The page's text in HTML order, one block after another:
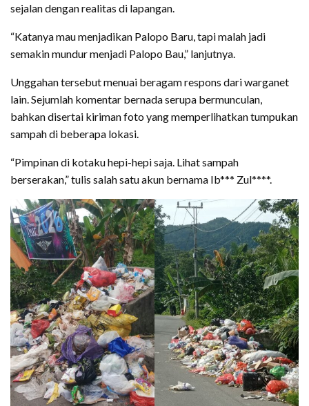
sejalan dengan realitas di lapangan.
“Katanya mau menjadikan Palopo Baru, tapi malah jadi
semakin mundur menjadi Palopo Bau,” lanjutnya.
Unggahan tersebut menuai beragam respons dari warganet
lain. Sejumlah komentar bernada serupa bermunculan,
bahkan disertai kiriman foto yang memperlihatkan tumpukan
sampah di beberapa lokasi.
“Pimpinan di kotaku hepi-hepi saja. Lihat sampah
berserakan,” tulis salah satu akun bernama Ib*** Zul****.